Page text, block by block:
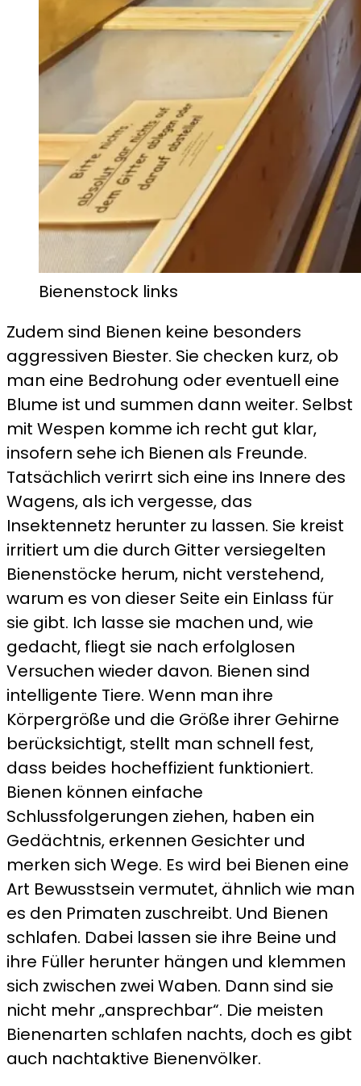
Bienenstock links
Zudem sind Bienen keine besonders
aggressiven Biester. Sie checken kurz, ob
man eine Bedrohung oder eventuell eine
Blume ist und summen dann weiter. Selbst
mit Wespen komme ich recht gut klar,
insofern sehe ich Bienen als Freunde.
Tatsächlich verirrt sich eine ins Innere des
Wagens, als ich vergesse, das
Insektennetz herunter zu lassen. Sie kreist
irritiert um die durch Gitter versiegelten
Bienenstöcke herum, nicht verstehend,
warum es von dieser Seite ein Einlass für
sie gibt. Ich lasse sie machen und, wie
gedacht, fliegt sie nach erfolglosen
Versuchen wieder davon. Bienen sind
intelligente Tiere. Wenn man ihre
Körpergröße und die Größe ihrer Gehirne
berücksichtigt, stellt man schnell fest,
dass beides hocheffizient funktioniert.
Bienen können einfache
Schlussfolgerungen ziehen, haben ein
Gedächtnis, erkennen Gesichter und
merken sich Wege. Es wird bei Bienen eine
Art Bewusstsein vermutet, ähnlich wie man
es den Primaten zuschreibt. Und Bienen
schlafen. Dabei lassen sie ihre Beine und
ihre Füller herunter hängen und klemmen
sich zwischen zwei Waben. Dann sind sie
nicht mehr „ansprechbar“. Die meisten
Bienenarten schlafen nachts, doch es gibt
auch nachtaktive Bienenvölker.